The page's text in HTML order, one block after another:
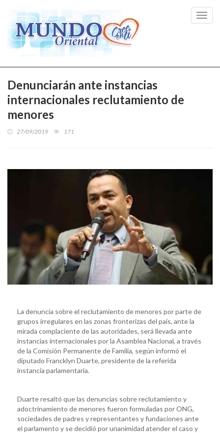
Denunciarán ante instancias
internacionales reclutamiento de
menores
27/09/2019 171
La denuncia sobre el reclutamiento de menores por parte de
grupos irregulares en las zonas fronterizas del país, ante la
mirada complaciente de las autoridades, será llevada ante
instancias internacionales por la Asamblea Nacional, a través
de la Comisión Permanente de Familia, según informó el
diputado Francklyn Duarte, presidente de la referida
instancia parlamentaria.
Duarte resaltó que las denuncias sobre reclutamiento y
adoctrinamiento de menores fueron formuladas por ONG,
sociedades de padres y representantes y fundaciones ante
el parlamento y se decidió por unanimidad atender el caso y